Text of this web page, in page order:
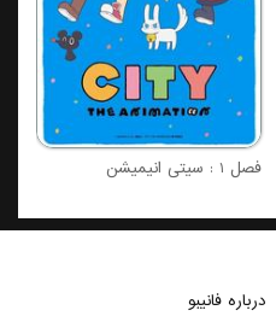
فصل 1 : سیتی انیمیشن
درباره فانیبو